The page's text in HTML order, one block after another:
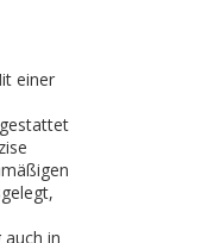
einer
in